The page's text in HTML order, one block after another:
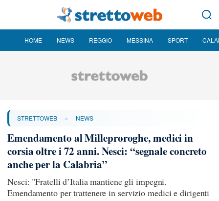
HOME NEWS REGGIO MESSINA SPORT
STRETTOWEB » NEWS
Emendamento al Milleproroghe, medici in
corsia oltre i 72 anni. Nesci: “segnale concreto
anche per la Calabria”
Nesci: "Fratelli d’Italia mantiene gli impegni.
Emendamento per trattenere in servizio medici e dirigenti